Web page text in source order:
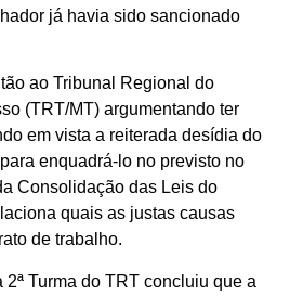
já havia sido sancionado
ao Tribunal Regional do
(TRT/MT) argumentando ter
em vista a reiterada desídia do
enquadrá-lo no previsto no
Consolidação das Leis do
quais as justas causas
de trabalho.
Turma do TRT concluiu que a